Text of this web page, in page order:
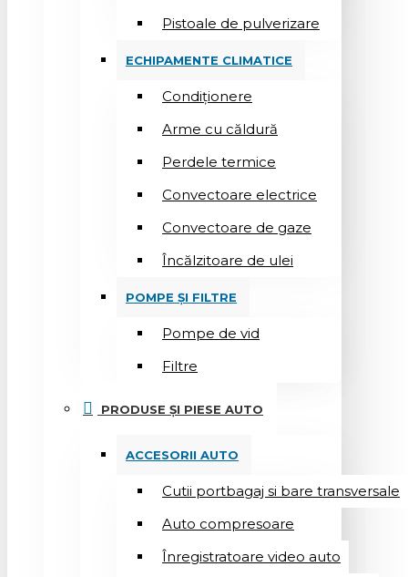
Pistoale de pulverizare
ECHIPAMENTE CLIMATICE
Condiționere
Arme cu căldură
Perdele termice
Convectoare electrice
Convectoare de gaze
Încălzitoare de ulei
POMPE ȘI FILTRE
Pompe de vid
Filtre
PRODUSE ȘI PIESE AUTO
ACCESORII AUTO
Cutii portbagaj si bare transversale
Auto compresoare
Înregistratoare video auto